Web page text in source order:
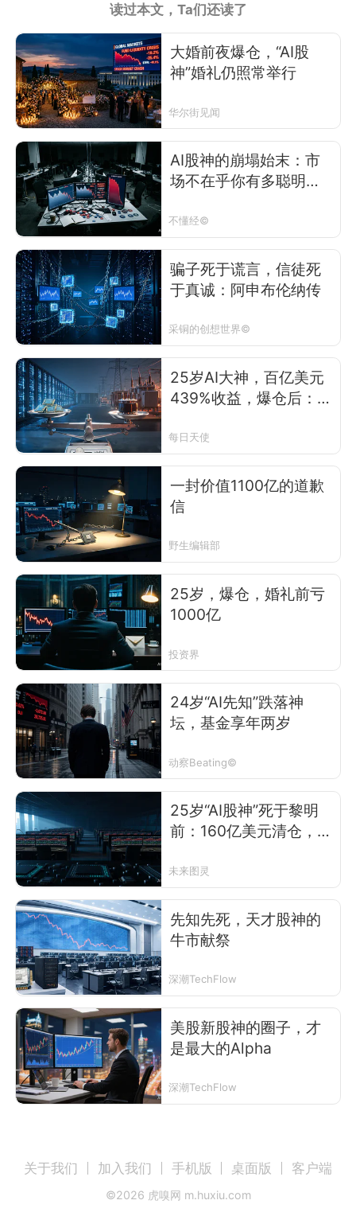
读过本文，Ta们还读了
大婚前夜爆仓，“AI股
神”婚礼仍照常举行
华尔街见闻
AI股神的崩塌始末：市
场不在乎你有多聪明
不懂经©
骗子死于谎言，信徒死
于真诚：阿申布伦纳传
采铜的创想世界©
25岁AI大神，百亿美元
439%收益，爆仓后：一
透了什么
每日天使
一封价值1100亿的道歉
信
野生编辑部
25岁，爆仓，婚礼前亏
1000亿
投资界
24岁“AI先知”跌落神
坛，基金享年两岁
动察Beating©
25岁“AI股神”死于黎明
前：160亿美元清仓，次
未来图灵
先知先死，天才股神的
牛市献祭
深潮TechFlow
美股新股神的圈子，才
是最大的Alpha
深潮TechFlow
关于我们 加入我们 手机版 桌面版 客户端
©2026 虎嗅网 m.huxiu.com